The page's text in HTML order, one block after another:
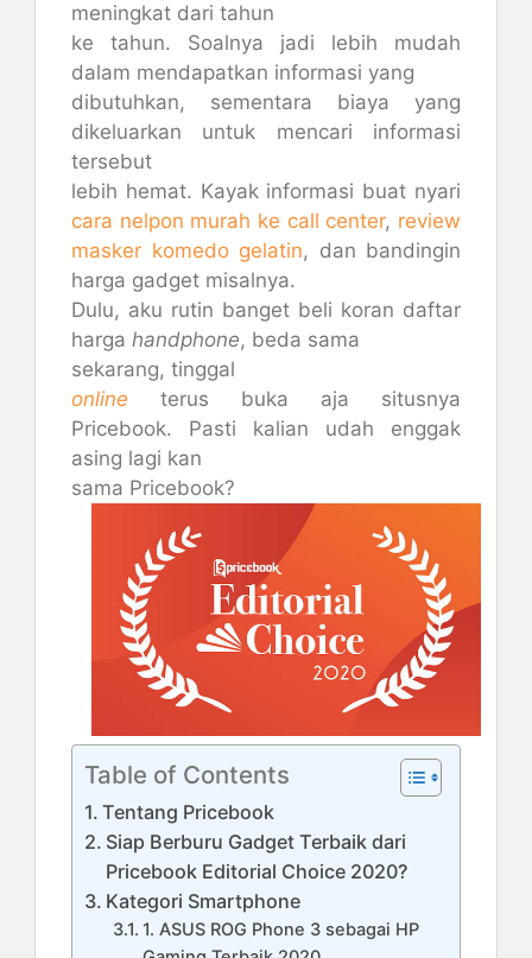
meningkat dari tahun
ke tahun. Soalnya jadi lebih mudah
dalam mendapatkan informasi yang
dibutuhkan, sementara biaya yang
dikeluarkan untuk mencari informasi
tersebut
lebih hemat. Kayak informasi buat nyari
cara nelpon murah ke call center, review
masker komedo gelatin, dan bandingin
harga gadget misalnya.
Dulu, aku rutin banget beli koran daftar
harga handphone, beda sama
sekarang, tinggal
online
terus buka aja situsnya
Pricebook. Pasti kalian udah enggak
asing lagi kan
sama Pricebook?
Table of Contents
Tentang Pricebook
Siap Berburu Gadget Terbaik dari
Pricebook Editorial Choice 2020?
Kategori Smartphone
1. ASUS ROG Phone 3 sebagai HP